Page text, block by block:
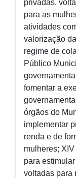
privadas,
para as
atividades
valorização
regime de
Público
fomentar a
órgãos do
implementar
renda e de
mulheres;
para
voltadas para